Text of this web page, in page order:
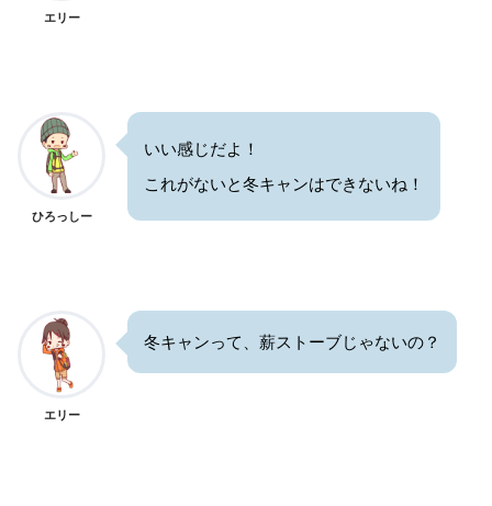
エリー
ひろっしー
いい感じだよ！
これがないと冬キャンはできないね！
エリー
冬キャンって、薪ストーブじゃないの？